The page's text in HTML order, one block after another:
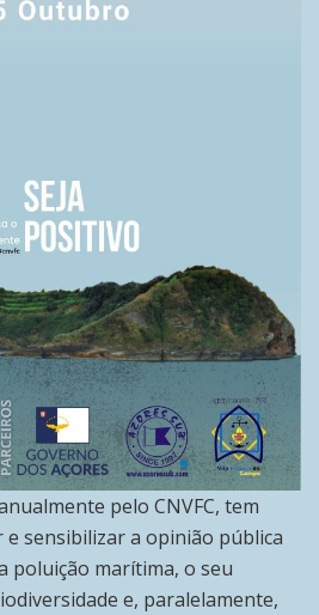
pelo CNVFC, tem
sensibilizar a opinião pública
poluição marítima, o seu
e, paralelamente,